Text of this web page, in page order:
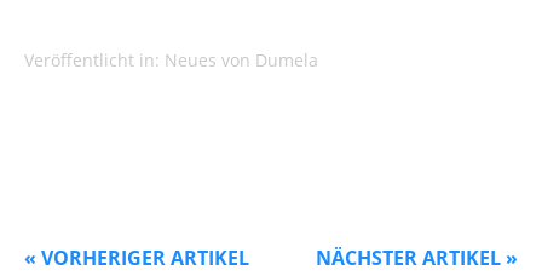
Veröffentlicht in: Neues von Dumela
NÄCHSTER ARTIKEL »
« VORHERIGER ARTIKEL